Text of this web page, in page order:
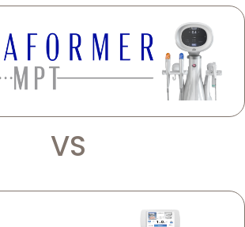
VS